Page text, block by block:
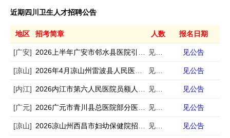
近期四川卫生人才招聘公告
地区 招考简章 人数 报名日期
[广安] 2026上半年广安市邻水县医院引进急需紧缺专业人才11人 见公告 见公告
[凉山] 2026年4月凉山州雷波县人民医院招聘专业技术人员若干人 见公告 见公告
[内江] 2026内江市第六人民医院员额人员招聘13人 见公告 见公告
[广元] 2026广元市青川县总医院部分医疗卫生机构招聘编外专业技术人员10人 见公告 见公告
[凉山] 2026凉山州西昌市妇幼保健院招聘6人 见公告 见公告